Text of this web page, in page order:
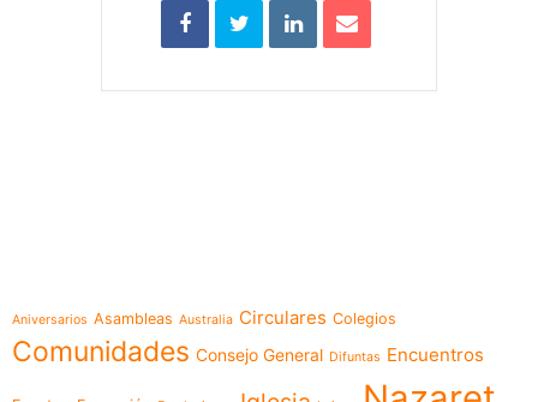
Aniversarios Asambleas Australia Circulares Colegios
Comunidades Consejo General Difuntas Encuentros